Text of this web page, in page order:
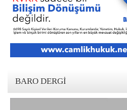
BARO DERGI